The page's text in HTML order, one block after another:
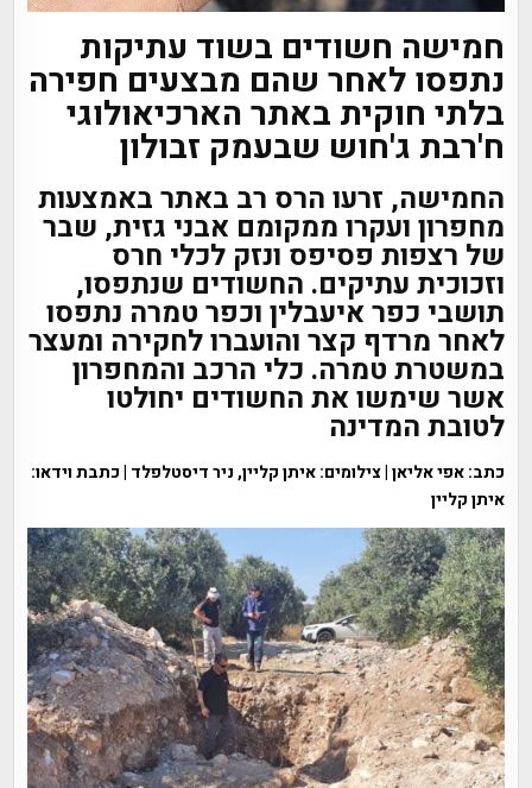
חמישה חשודים בשוד עתיקות
נתפסו לאחר שהם מבצעים חפירה
בלתי חוקית באתר הארכיאולוגי
ח'רבת ג'חוש שבעמק זבולון
החמישה, זרעו הרס רב באתר באמצעות
מחפרון ועקרו ממקומם אבני גזית, שבר
של רצפות פסיפס ונזק לכלי חרס
וזכוכית עתיקים. החשודים שנתפסו,
תושבי כפר איעבלין וכפר טמרה נתפסו
לאחר מרדף קצר והועברו לחקירה ומעצר
במשטרת טמרה. כלי הרכב והמחפרון
אשר שימשו את החשודים יחולטו
לטובת המדינה
כתב: אפי אליאן | צילומים: איתן קליין, ניר דיסטלפלד | כתבת וידאו:
איתן קליין